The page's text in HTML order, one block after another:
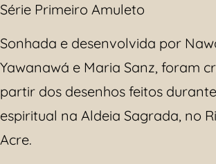
Série Primeiro Amuleto
Sonhada e desenvolvida por
Yawanawá e Maria Sanz, foram
partir dos desenhos feitos
espiritual na Aldeia Sagrada, no
Acre.